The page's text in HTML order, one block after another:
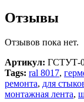
Отзывы
Отзывов пока нет.
Артикул: ГСТУТ-
Tags: ral 8017,
ремонта, для
монтажная лента,